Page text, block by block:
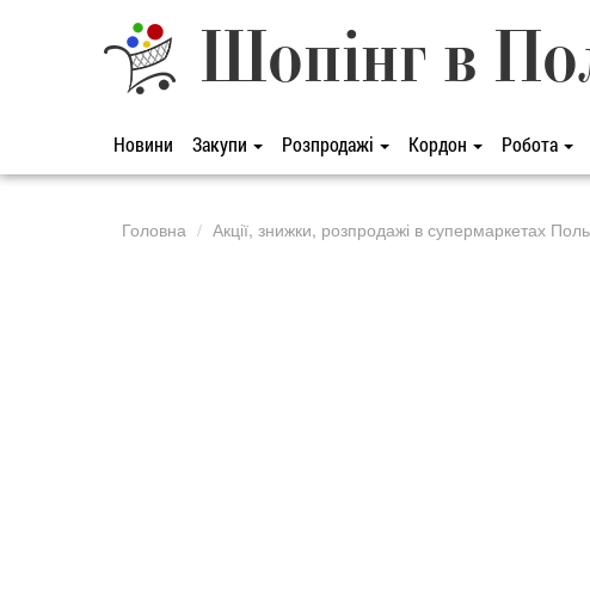
Шопінг в
Новини Закупи Розпродажі Кордон Робота
Головна Акції, знижки, розпродажі в супермаркетах